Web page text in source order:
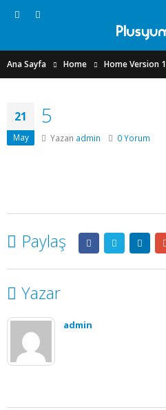
Ana Sayfa Home Home Version 1
21
May
5
Yazan admin 0 Yorum
Paylaş
Yazar
admin